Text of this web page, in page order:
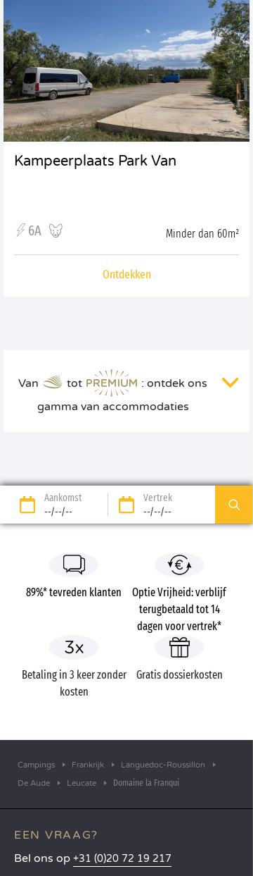
Kampeerplaats Park Van
6A Minder dan 60m²
Ontdekken
Van tot
: ontdek ons
gamma van accommodaties
Aankomst
--/--/--
Vertrek
--/--/--
89%* tevreden klanten
Optie Vrijheid: verblijf
terugbetaald tot 14
dagen voor vertrek*
Betaling in 3 keer zonder
kosten
Gratis dossierkosten
Campings Frankrijk
Languedoc-Roussillon
De Aude
Leucate Domaine la Franqui
EEN VRAAG?
Bel ons op +31 (0)20 72 19 217